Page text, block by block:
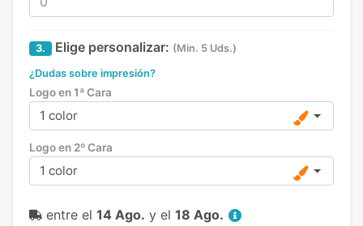
3. Elige personalizar: (Min. 5 Uds.)
¿Dudas sobre impresión?
Logo en 1ª Cara
1 color
Logo en 2º Cara
1 color
entre el 14 Ago. y el 18 Ago.